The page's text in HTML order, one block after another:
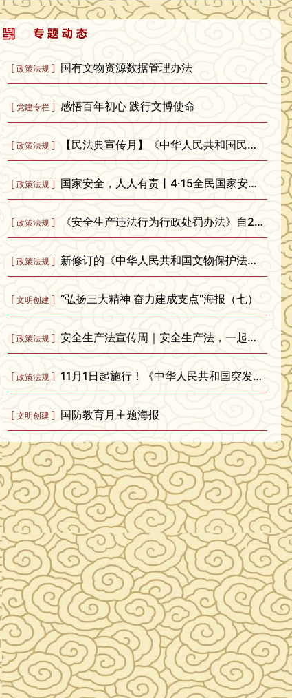
[ 政策法规 ] 国有文物资源数据管理办法
[ 党建专栏 ] 感悟百年初心 践行文博使命
[ 政策法规 ] 【民法典宣传月】《中华人民共和国民法典》知识普及
[ 政策法规 ] 国家安全，人人有责丨4·15全民国家安全教育日
[ 政策法规 ] 《安全生产违法行为行政处罚办法》自2026年2月1日起施行
[ 政策法规 ] 新修订的《中华人民共和国文物保护法》实施一周年
[ 文明创建 ] “弘扬三大精神 奋力建成支点”海报（七）
[ 政策法规 ] 安全生产法宣传周｜安全生产法，一起学！
[ 政策法规 ] 11月1日起施行！《中华人民共和国突发公共卫生事件应对法》全文发布
[ 文明创建 ] 国防教育月主题海报